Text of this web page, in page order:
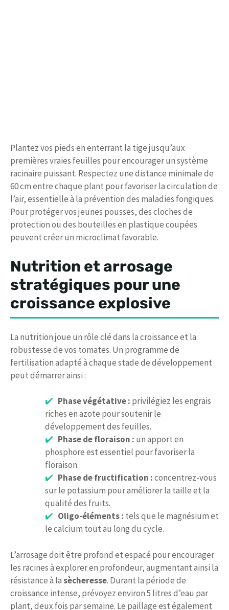
Plantez vos pieds en enterrant la tige jusqu’aux
premières vraies feuilles pour encourager un système
racinaire puissant. Respectez une distance minimale de
60 cm entre chaque plant pour favoriser la circulation de
l’air, essentielle à la prévention des maladies fongiques.
Pour protéger vos jeunes pousses, des cloches de
protection ou des bouteilles en plastique coupées
peuvent créer un microclimat favorable.
Nutrition et arrosage
stratégiques pour une
croissance explosive
La nutrition joue un rôle clé dans la croissance et la
robustesse de vos tomates. Un programme de
fertilisation adapté à chaque stade de développement
peut démarrer ainsi :
Phase végétative : privilégiez les engrais
riches en azote pour soutenir le
développement des feuilles.
Phase de floraison : un apport en
phosphore est essentiel pour favoriser la
floraison.
Phase de fructification :concentrez-vous
sur le potassium pour améliorer la taille et la
qualité des fruits.
Oligo-éléments : tels que le magnésium et
le calcium tout au long du cycle.
L’arrosage doit être profond et espacé pour encourager
les racines à explorer en profondeur, augmentant ainsi la
résistance à lasècheresse. Durant la période de
croissance intense, prévoyez environ 5 litres d’eau par
plant, deux fois par semaine. Le paillage est également